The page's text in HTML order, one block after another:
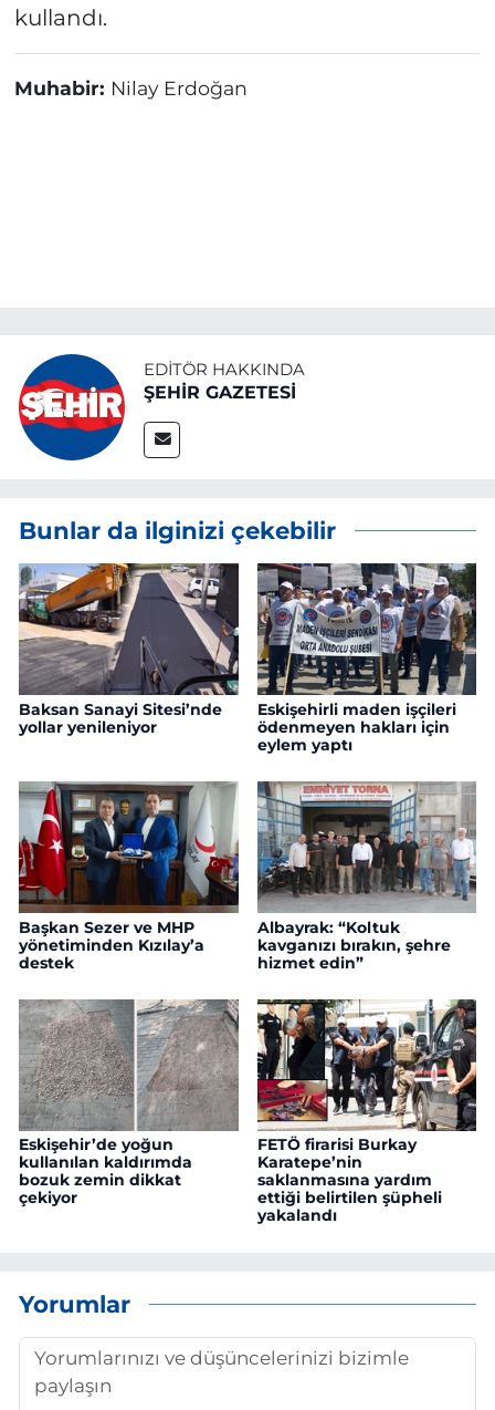
kullandı.
Muhabir: Nilay Erdoğan
EDITÖR HAKKINDA
ŞEHİR GAZETESİ
Bunlar da ilginizi çekebilir
Baksan Sanayi Sitesi’nde
yollar yenileniyor
Eskişehirli maden işçileri
ödenmeyen hakları için
eylem yaptı
Başkan Sezer ve MHP
yönetiminden Kızılay’a
destek
Albayrak: “Koltuk
kavganızı bırakın, şehre
hizmet edin”
Eskişehir’de yoğun
kullanılan kaldırımda
bozuk zemin dikkat
çekiyor
FETÖ firarisi Burkay
Karatepe’nin
saklanmasına yardım
ettiği belirtilen şüpheli
yakalandı
Yorumlar